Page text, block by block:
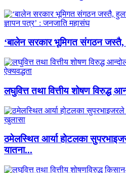
‘बालेन सरकार भूमिगत संगठन जस्तै,
लघुवित्त तथा वित्तीय शोषण विरुद्ध
ठमेलस्थित आर्या होटलका
यातना...